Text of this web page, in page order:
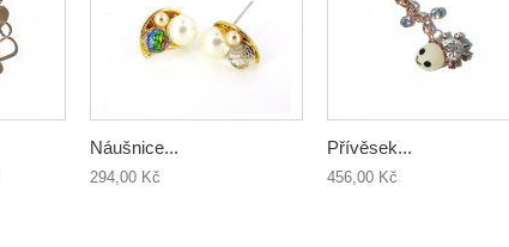
Náušnice...
294,00 Kč
Přívěsek...
456,00 Kč